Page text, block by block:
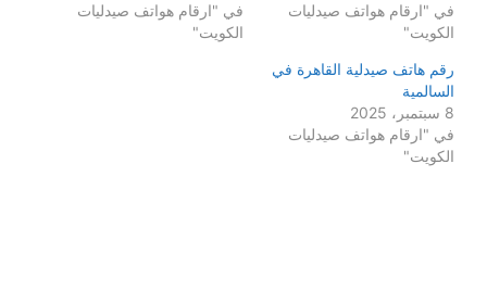
في "ارقام هواتف صيدليات
الكويت"
في "ارقام هواتف صيدليات
الكويت"
رقم هاتف صيدلية القاهرة في
السالمية
8 سبتمبر، 2025
في "ارقام هواتف صيدليات
الكويت"